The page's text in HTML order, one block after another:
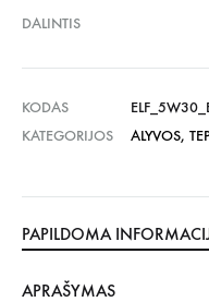
DALINTIS
KODAS
KATEGORIJOS
ALYVOS,
PAPILDOMA
APRAŠYMAS